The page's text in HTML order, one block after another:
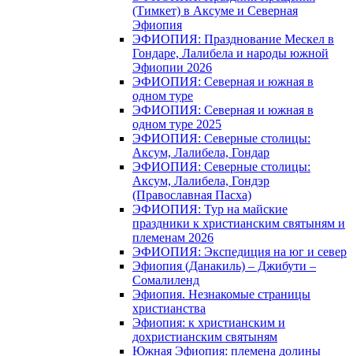
(Тимкет) в Аксуме и Северная
Эфиопия
ЭФИОПИЯ: Празднование Мескел в
Гондаре, Лалибела и народы южной
Эфиопии 2026
ЭФИОПИЯ: Северная и южная в
одном туре
ЭФИОПИЯ: Северная и южная в
одном туре 2025
ЭФИОПИЯ: Северные столицы:
Аксум, Лалибела, Гондар
ЭФИОПИЯ: Северные столицы:
Аксум, Лалибела, Гондэр
(Православная Пасха)
ЭФИОПИЯ: Тур на майские
праздники к христианским святыням и
племенам 2026
ЭФИОПИЯ: Экспедиция на юг и север
Эфиопия (Данакиль) – Джибути –
Cомалиленд
Эфиопия. Незнакомые страницы
христианства
Эфиопия: к христианским и
дохристианским святыням
Южная Эфиопия: племена долины